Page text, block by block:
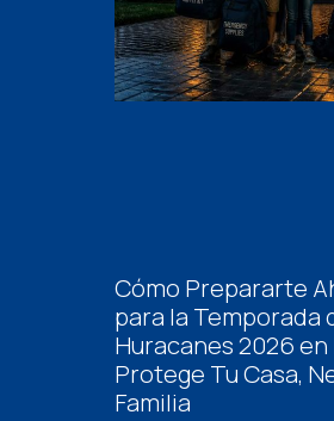
Cómo Prepararte
para la Temporada
Huracanes 2026 en
Protege Tu Casa,
Familia